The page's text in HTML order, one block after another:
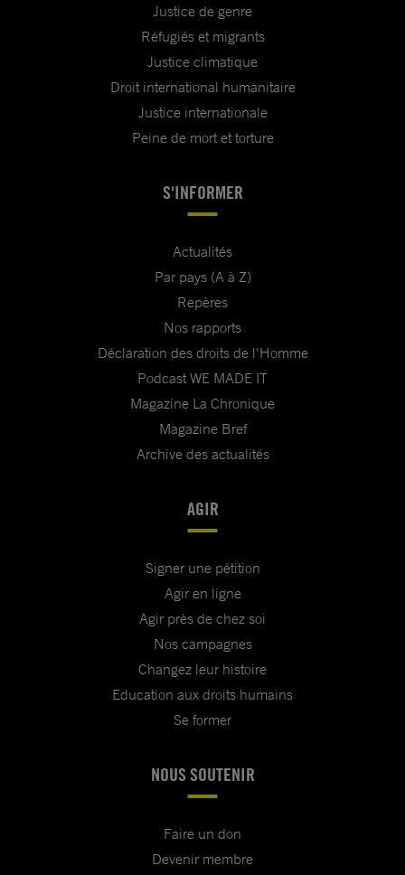
Justice de genre
Réfugiés et migrants
Justice climatique
Droit international humanitaire
Justice internationale
Peine de mort et torture
S'INFORMER
Actualités
Par pays (A à Z)
Repères
Nos rapports
Déclaration des droits de l'Homme
Podcast WE MADE IT
Magazine La Chronique
Magazine Bref
Archive des actualités
AGIR
Signer une pétition
Agir en ligne
Agir près de chez soi
Nos campagnes
Changez leur histoire
Education aux droits humains
Se former
NOUS SOUTENIR
Faire un don
Devenir membre